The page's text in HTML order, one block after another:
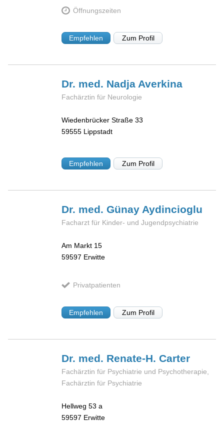
Öffnungszeiten
Empfehlen Zum Profil
Dr. med. Nadja Averkina
Fachärztin für Neurologie
Wiedenbrücker Straße 33
59555 Lippstadt
Empfehlen Zum Profil
Dr. med. Günay Aydincioglu
Facharzt für Kinder- und Jugendpsychiatrie
Am Markt 15
59597 Erwitte
Privatpatienten
Empfehlen Zum Profil
Dr. med. Renate-H.Carter
Fachärztin für Psychiatrie und Psychotherapie,
Fachärztin für Psychiatrie
Hellweg 53 a
59597 Erwitte